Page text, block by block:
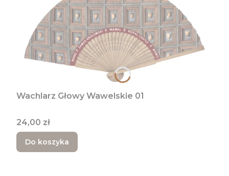
Wachlarz Głowy Wawelskie 01
Cena
24,00 zł
Do koszyka